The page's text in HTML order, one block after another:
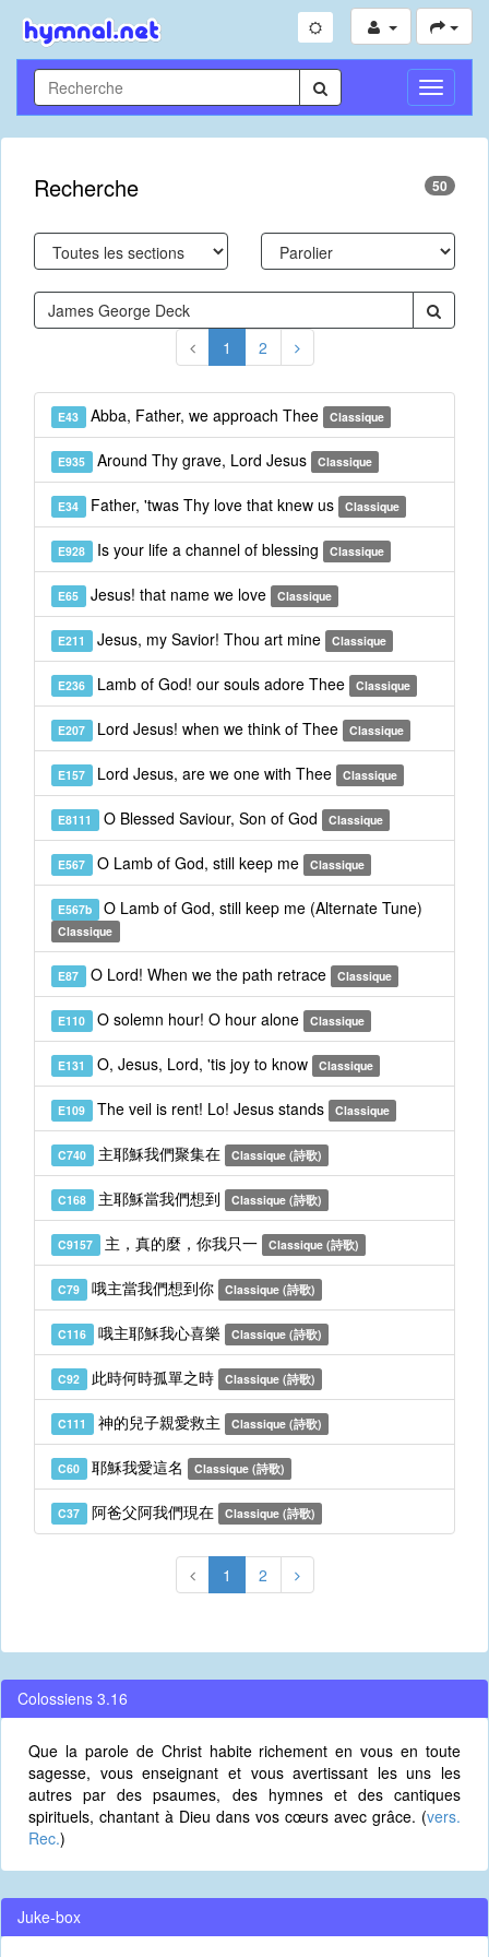
Toggle
Recherche 50
1 2
E43 Abba, Father, we approach Thee Classique
E935 Around Thy grave, Lord Jesus Classique
E34 Father, 'twas Thy love that knew us Classique
E928 Is your life a channel of blessing Classique
E65 Jesus! that name we love Classique
E211 Jesus, my Savior! Thou art mine Classique
E236 Lamb of God! our souls adore Thee Classique
E207 Lord Jesus! when we think of Thee Classique
E157 Lord Jesus, are we one with Thee Classique
E8111 O Blessed Saviour, Son of God Classique
E567 O Lamb of God, still keep me Classique
E567b O Lamb of God, still keep me (Alternate Tune)
Classique
E87 O Lord! When we the path retrace Classique
E110 O solemn hour! O hour alone Classique
E131 O, Jesus, Lord, 'tis joy to know Classique
E109 The veil is rent! Lo! Jesus stands Classique
C740 主耶穌我們聚集在 Classique (詩歌)
C168 主耶穌當我們想到 Classique (詩歌)
C9157 主，真的麼，你我只一 Classique (詩歌)
C79 哦主當我們想到你 Classique (詩歌)
C116 哦主耶穌我心喜樂 Classique (詩歌)
C92 此時何時孤單之時 Classique (詩歌)
C111 神的兒子親愛救主 Classique (詩歌)
C60 耶穌我愛這名 Classique (詩歌)
C37 阿爸父阿我們現在 Classique (詩歌)
1 2
Colossiens 3.16
Que la parole de Christ habite richement en vous en toute
sagesse, vous enseignant et vous avertissant les uns les
autres par des psaumes, des hymnes et des cantiques
spirituels, chantant à Dieu dans vos cœurs avec grâce. (vers.
Rec.)
Juke-box